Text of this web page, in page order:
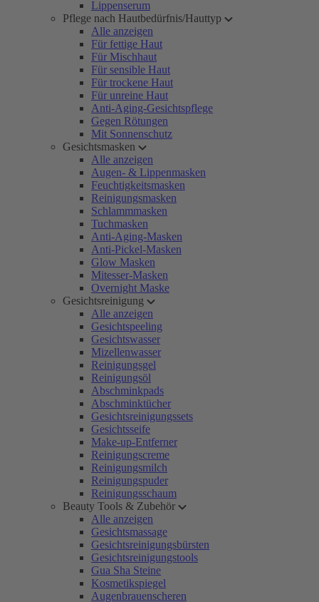
Lippenserum
Pflege nach Hautbedürfnis/Hauttyp
Alle anzeigen
Für fettige Haut
Für Mischhaut
Für sensible Haut
Für trockene Haut
Für unreine Haut
Anti-Aging-Gesichtspflege
Gegen Rötungen
Mit Sonnenschutz
Gesichtsmasken
Alle anzeigen
Augen- & Lippenmasken
Feuchtigkeitsmasken
Reinigungsmasken
Schlammmasken
Tuchmasken
Anti-Aging-Masken
Anti-Pickel-Masken
Glow Masken
Mitesser-Masken
Overnight Maske
Gesichtsreinigung
Alle anzeigen
Gesichtspeeling
Gesichtswasser
Mizellenwasser
Reinigungsgel
Reinigungsöl
Abschminkpads
Abschminktücher
Gesichtsreinigungssets
Gesichtsseife
Make-up-Entferner
Reinigungscreme
Reinigungsmilch
Reinigungspuder
Reinigungsschaum
Beauty Tools & Zubehör
Alle anzeigen
Gesichtsmassage
Gesichtsreinigungsbürsten
Gesichtsreinigungstools
Gua Sha Steine
Kosmetikspiegel
Augenbrauenscheren